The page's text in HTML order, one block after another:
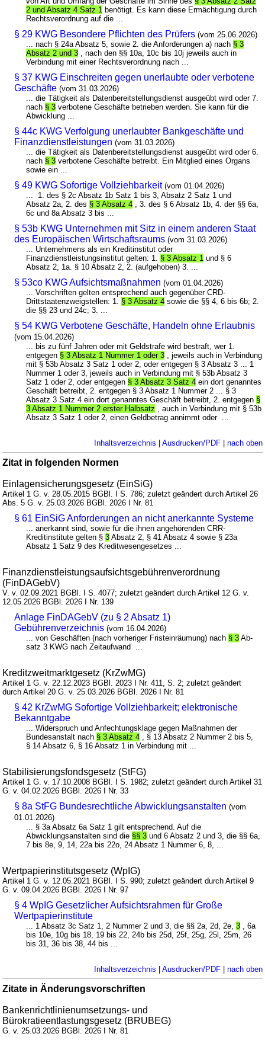
2 und Absatz 4 Satz 1 benötigt. Es kann diese Ermächtigung durch
Rechtsverordnung auf die ...
§ 29 KWG Besondere Pflichten des Prüfers (vom 25.06.2026)
... nach § 24a Absatz 5, sowie 2. die Anforderungen a) nach § 3
Absatz 2 und 3 , nach den §§ 10a, 10c bis 10j jeweils auch in
Verbindung mit einer Rechtsverordnung nach ...
§ 37 KWG Einschreiten gegen unerlaubte oder verbotene
Geschäfte (vom 31.03.2026)
... die Tätigkeit als Datenbereitstellungsdienst ausgeübt wird oder 7.
nach § 3 verbotene Geschäfte betrieben werden. Sie kann für die
Abwicklung ...
§ 44c KWG Verfolgung unerlaubter Bankgeschäfte und
Finanzdienstleistungen (vom 31.03.2026)
... die Tätigkeit als Datenbereitstellungsdienst ausgeübt wird oder 6.
nach § 3 verbotene Geschäfte betreibt. Ein Mitglied eines Organs
sowie ein ...
§ 49 KWG Sofortige Vollziehbarkeit (vom 01.04.2026)
... 1. des § 2c Absatz 1b Satz 1 bis 3, Absatz 2 Satz 1 und
Absatz 2a, 2. des § 3 Absatz 4 , 3. des § 6 Absatz 1b, 4. der §§ 6a,
6c und 8a Absatz 3 bis ...
§ 53b KWG Unternehmen mit Sitz in einem anderen Staat
des Europäischen Wirtschaftsraums (vom 31.03.2026)
... Unternehmens als ein Kreditinstitut oder
Finanzdienstleistungsinstitut gelten: 1. § 3 Absatz 1 und § 6
Absatz 2, 1a. § 10 Absatz 2, 2. (aufgehoben) 3. ...
§ 53co KWG Aufsichtsmaßnahmen (vom 01.04.2026)
... Vorschriften gelten entsprechend auch gegenüber CRD-
Drittstaatenzweigstellen: 1. § 3 Absatz 4 sowie die §§ 4, 6 bis 6b; 2.
die §§ 23 und 24c; 3. ...
§ 54 KWG Verbotene Geschäfte, Handeln ohne Erlaubnis
(vom 15.04.2026)
... bis zu fünf Jahren oder mit Geldstrafe wird bestraft, wer 1.
entgegen § 3 Absatz 1 Nummer 1 oder 3 , jeweils auch in Verbindung
mit § 53b Absatz 3 Satz 1 oder 2, oder entgegen § 3 Absatz 3 ... 1
Nummer 1 oder 3, jeweils auch in Verbindung mit § 53b Absatz 3
Satz 1 oder 2, oder entgegen § 3 Absatz 3 Satz 4 ein dort genanntes
Geschäft betreibt, 2. entgegen § 3 Absatz 1 Nummer 2 ... § 3
Absatz 3 Satz 4 ein dort genanntes Geschäft betreibt, 2. entgegen §
3 Absatz 1 Nummer 2 erster Halbsatz , auch in Verbindung mit § 53b
Absatz 3 Satz 1 oder 2, einen Geldbetrag annimmt oder ...
Inhaltsverzeichnis | Ausdrucken/PDF| nach oben
Zitat in folgenden Normen
Einlagensicherungsgesetz (EinSiG)
Artikel 1 G. v. 28.05.2015 BGBl. I S. 786; zuletzt geändert durch Artikel 26
Abs. 5 G. v. 25.03.2026 BGBl. 2026 I Nr. 81
§ 61 EinSiG Anforderungen an nicht anerkannte Systeme
... anerkannt sind, sowie für die ihnen angehörenden CRR-
Kreditinstitute gelten §3 Absatz 2, § 41 Absatz 4 sowie § 23a
Absatz 1 Satz 9 des Kreditwesengesetzes ...
Finanzdienstleistungsaufsichtsgebührenverordnung
(FinDAGebV)
V. v. 02.09.2021 BGBl. I S. 4077; zuletzt geändert durch Artikel 12 G. v.
12.05.2026 BGBl. 2026 I Nr. 139
Anlage FinDAGebV (zu § 2 Absatz 1)
Gebührenverzeichnis (vom 16.04.2026)
... von Geschäften (nach vorheriger Fristeinräumung) nach § 3 Ab-
satz 3 KWG nach Zeitaufwand ...
Kreditzweitmarktgesetz (KrZwMG)
Artikel 1 G. v. 22.12.2023 BGBl. 2023 I Nr. 411, S. 2; zuletzt geändert
durch Artikel 20 G. v. 25.03.2026 BGBl. 2026 I Nr. 81
§ 42 KrZwMG Sofortige Vollziehbarkeit; elektronische
Bekanntgabe
... Widerspruch und Anfechtungsklage gegen Maßnahmen der
Bundesanstalt nach § 3 Absatz 4 , § 13 Absatz 2 Nummer 2 bis 5,
§ 14 Absatz 6, § 16 Absatz 1 in Verbindung mit ...
Stabilisierungsfondsgesetz (StFG)
Artikel 1 G. v. 17.10.2008 BGBl. I S. 1982; zuletzt geändert durch Artikel 31
G. v. 04.02.2026 BGBl. 2026 I Nr. 33
§ 8a StFG Bundesrechtliche Abwicklungsanstalten (vom
01.01.2026)
... § 3a Absatz 6a Satz 1 gilt entsprechend. Auf die
Abwicklungsanstalten sind die §§ 3 und 6 Absatz 2 und 3, die §§ 6a,
7 bis 8e, 9, 14, 22a bis 22o, 24 Absatz 1 Nummer 6, 8, ...
Wertpapierinstitutsgesetz (WpIG)
Artikel 1 G. v. 12.05.2021 BGBl. I S. 990; zuletzt geändert durch Artikel 9
G. v. 09.04.2026 BGBl. 2026 I Nr. 97
§ 4 WpIG Gesetzlicher Aufsichtsrahmen für Große
Wertpapierinstitute
... 1 Absatz 3c Satz 1, 2 Nummer 2 und 3, die §§ 2a, 2d, 2e,3 , 6a
bis 10e, 10g bis 18, 19 bis 22, 24b bis 25d, 25f, 25g, 25l, 25m, 26
bis 31, 36 bis 38, 44 bis ...
Inhaltsverzeichnis | Ausdrucken/PDF| nach oben
Zitate in Änderungsvorschriften
Bankenrichtlinienumsetzungs- und
Bürokratieentlastungsgesetz (BRUBEG)
G. v. 25.03.2026 BGBl. 2026 I Nr. 81